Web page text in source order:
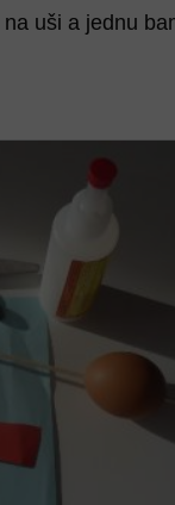
uši a jednu